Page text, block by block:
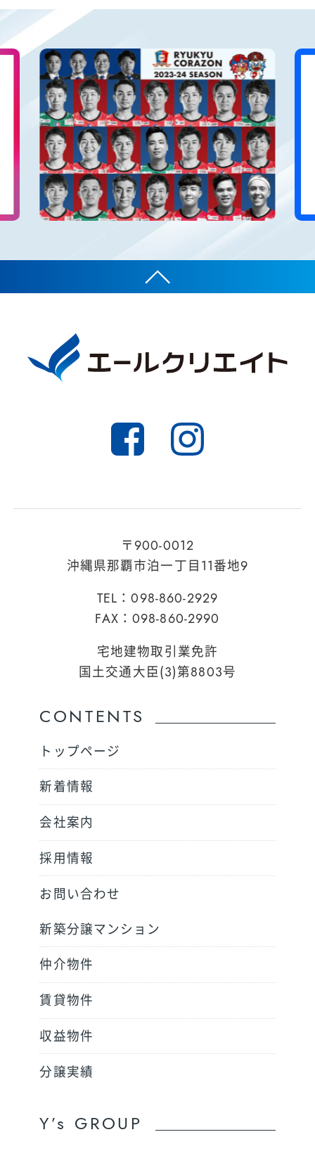
〒900-0012
沖縄県那覇市泊一丁目11番地9
TEL：098-860-2929
FAX：098-860-2990
宅地建物取引業免許
国土交通大臣(3)第8803号
CONTENTS
トップページ
新着情報
会社案内
採用情報
お問い合わせ
新築分譲マンション
仲介物件
賃貸物件
収益物件
分譲実績
Y’s GROUP